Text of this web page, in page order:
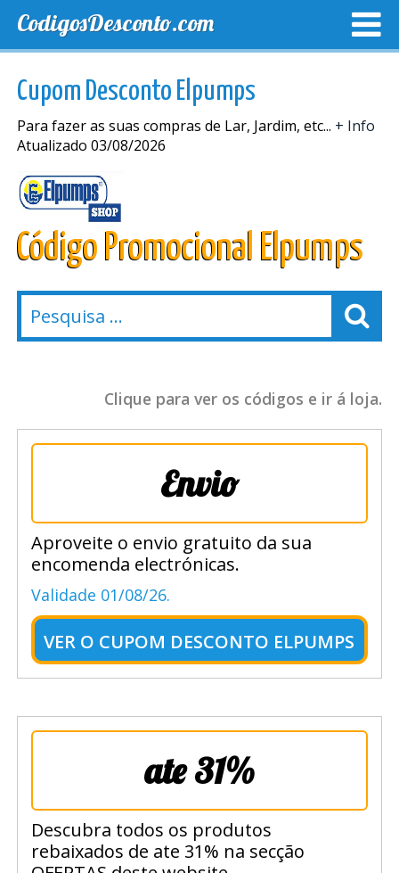
CodigosDesconto.com
Cupom Desconto Elpumps
Para fazer as suas compras de Lar, Jardim, etc... + Info
Atualizado 03/08/2026
Código Promocional Elpumps
Clique para ver os códigos e ir á loja.
Envio
Aproveite o envio gratuito da sua
encomenda electrónicas.
Validade 01/08/26.
VER O CUPOM DESCONTO ELPUMPS
ate 31%
Descubra todos os produtos
rebaixados de ate 31% na secção